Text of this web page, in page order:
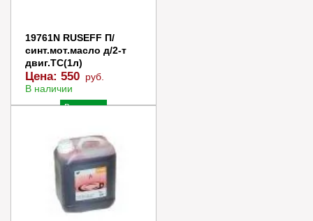
19761N RUSEFF П/
синт.мот.масло д/2-т
двиг.TC(1л)
Цена: 550 руб.
В наличии
В корзину